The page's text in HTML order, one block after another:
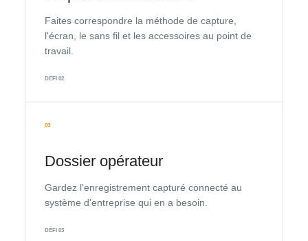
Faites correspondre la méthode de capture,
l'écran, le sans fil et les accessoires au point de
travail.
DÉFI 02
03
Dossier opérateur
Gardez l'enregistrement capturé connecté au
système d'entreprise qui en a besoin.
DÉFI 03